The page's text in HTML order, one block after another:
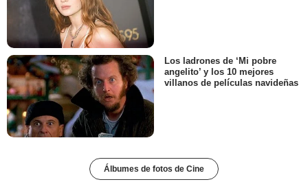
Los ladrones de ‘Mi pobre
angelito’ y los 10 mejores
villanos de películas navideñas
Álbumes de fotos de Cine